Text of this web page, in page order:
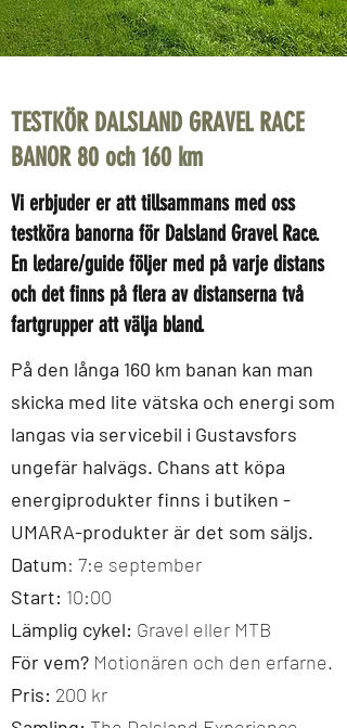
TESTKÖR DALSLAND GRAVEL RACE
BANOR 80 och 160 km
Vi erbjuder er att tillsammans med oss
testköra banorna för Dalsland Gravel Race.
En ledare/guide följer med på varje distans
och det finns på flera av distanserna två
fartgrupper att välja bland.
På den långa 160 km banan kan man
skicka med lite vätska och energi som
langas via servicebil i Gustavsfors
ungefär halvägs. Chans att köpa
energiprodukter finns i butiken -
UMARA-produkter är det som säljs.
Datum: 7:e september
Start: 10:00
Lämplig cykel: Gravel eller MTB
För vem? Motionären och den erfarne.
Pris: 200 kr